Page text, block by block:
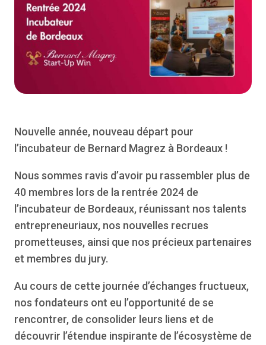
Nouvelle année, nouveau départ pour
l’incubateur de Bernard Magrez à Bordeaux !
Nous sommes ravis d’avoir pu rassembler plus de
40 membres lors de la rentrée 2024 de
l’incubateur de Bordeaux, réunissant nos talents
entrepreneuriaux, nos nouvelles recrues
prometteuses, ainsi que nos précieux partenaires
et membres du jury.
Au cours de cette journée d’échanges fructueux,
nos fondateurs ont eu l’opportunité de se
rencontrer, de consolider leurs liens et de
découvrir l’étendue inspirante de l’écosystème de